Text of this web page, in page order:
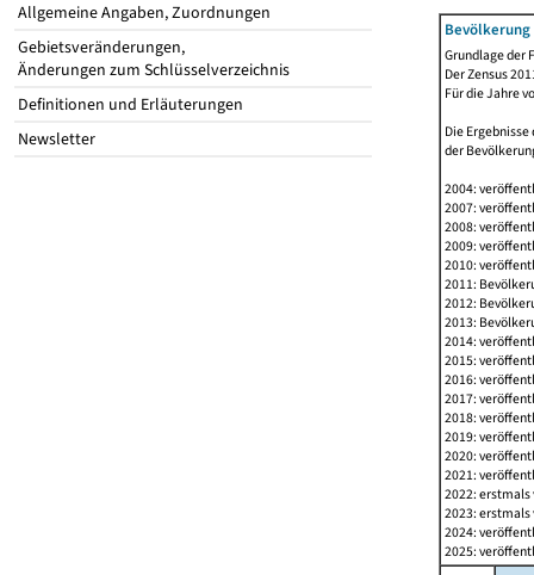
Allgemeine Angaben, Zuordnungen
Gebietsveränderungen,
Änderungen zum Schlüsselverzeichnis
Definitionen und Erläuterungen
Newsletter
Grundlage der
Der Zensus
Für die Jahre
Die
der
2004:
2007:
2008:
2009:
2010:
2011:
2012:
2013:
2014:
2015:
2016:
2017:
2018:
2019:
2020:
2021:
2022:
2023:
2024:
2025: